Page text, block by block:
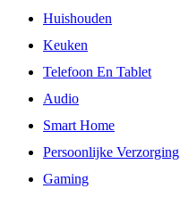
Huishouden
Keuken
Telefoon En Tablet
Audio
Smart Home
Persoonlijke Verzorging
Gaming